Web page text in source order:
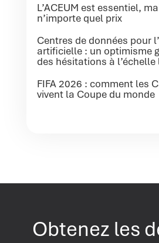
L’ACEUM est essentiel,
n’importe quel prix
Centres de données pour
artificielle : un optimisme
des hésitations à
FIFA 2026 : comment les
vivent la Coupe du monde
Obtenez les